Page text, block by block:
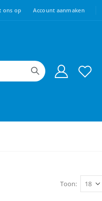
ons op Account aanmaken
Toon